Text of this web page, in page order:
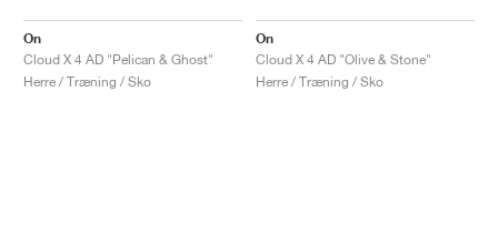
On
Cloud X 4 AD "Pelican & Ghost"
Herre / Træning / Sko
On
Cloud X 4 AD "Olive & Stone"
Herre / Træning / Sko